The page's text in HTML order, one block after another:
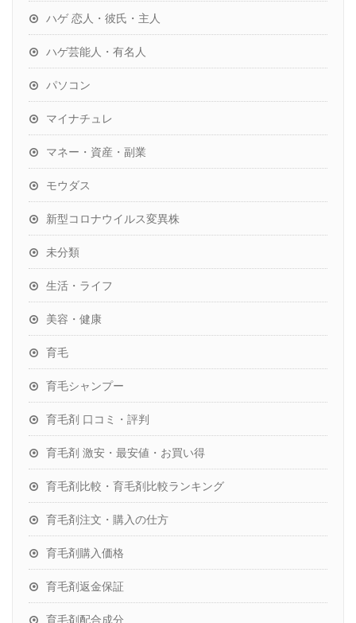
ハゲ 恋人・彼氏・主人
ハゲ芸能人・有名人
パソコン
マイナチュレ
マネー・資産・副業
モウダス
新型コロナウイルス変異株
未分類
生活・ライフ
美容・健康
育毛
育毛シャンプー
育毛剤 口コミ・評判
育毛剤 激安・最安値・お買い得
育毛剤比較・育毛剤比較ランキング
育毛剤注文・購入の仕方
育毛剤購入価格
育毛剤返金保証
育毛剤配合成分